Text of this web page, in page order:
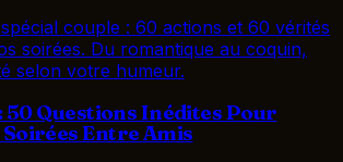
couple : 60 actions et 60 vérités
soirées. Du romantique au coquin,
selon votre humeur.
50 Questions Inédites Pour
Entre Amis